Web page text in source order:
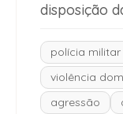
disposição
polícia militar
violência
agressão